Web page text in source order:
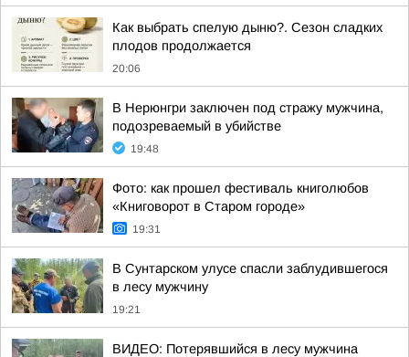
Как выбрать спелую дыню?. Сезон сладких
плодов продолжается
20:06
В Нерюнгри заключен под стражу мужчина,
подозреваемый в убийстве
19:48
Фото: как прошел фестиваль книголюбов
«Книговорот в Старом городе»
19:31
В Сунтарском улусе спасли заблудившегося
в лесу мужчину
19:21
ВИДЕО: Потерявшийся в лесу мужчина